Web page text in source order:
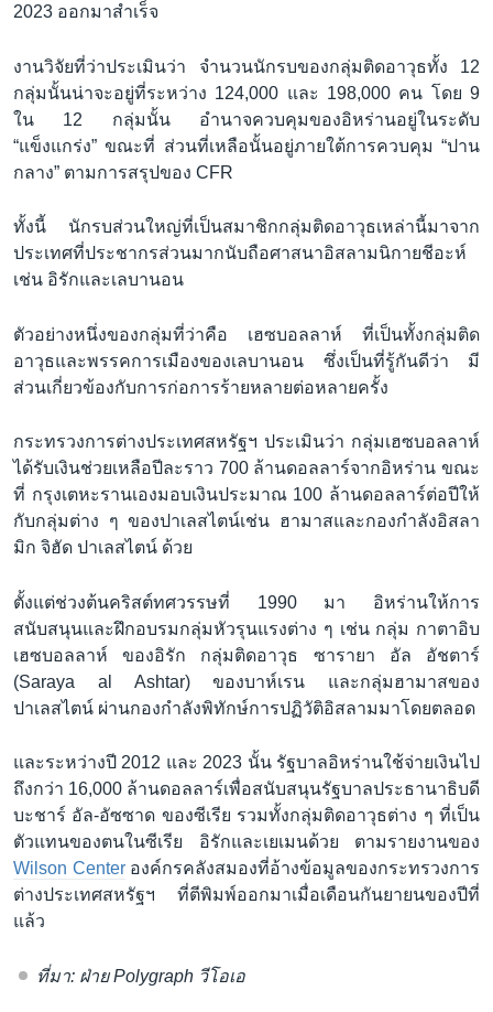
2023 ออกมาสำเร็จ
งานวิจัยที่ว่าประเมินว่า จำนวนนักรบของกลุ่มติดอาวุธทั้ง 12
กลุ่มนั้นน่าจะอยู่ที่ระหว่าง 124,000 และ 198,000 คน โดย 9
ใน 12 กลุ่มนั้น อำนาจควบคุมของอิหร่านอยู่ในระดับ
“แข็งแกร่ง” ขณะที่ ส่วนที่เหลือนั้นอยู่ภายใต้การควบคุม “ปาน
กลาง” ตามการสรุปของ CFR
ทั้งนี้ นักรบส่วนใหญ่ที่เป็นสมาชิกกลุ่มติดอาวุธเหล่านี้มาจาก
ประเทศที่ประชากรส่วนมากนับถือศาสนาอิสลามนิกายชีอะห์
เช่น อิรักและเลบานอน
ตัวอย่างหนึ่งของกลุ่มที่ว่าคือ เฮซบอลลาห์ ที่เป็นทั้งกลุ่มติด
อาวุธและพรรคการเมืองของเลบานอน ซึ่งเป็นที่รู้กันดีว่า มี
ส่วนเกี่ยวข้องกับการก่อการร้ายหลายต่อหลายครั้ง
กระทรวงการต่างประเทศสหรัฐฯ ประเมินว่า กลุ่มเฮซบอลลาห์
ได้รับเงินช่วยเหลือปีละราว 700 ล้านดอลลาร์จากอิหร่าน ขณะ
ที่ กรุงเตหะรานเองมอบเงินประมาณ 100 ล้านดอลลาร์ต่อปีให้
กับกลุ่มต่าง ๆ ของปาเลสไตน์เช่น ฮามาสและกองกำลังอิสลา
มิก จิฮัด ปาเลสไตน์ ด้วย
ตั้งแต่ช่วงต้นคริสต์ทศวรรษที่ 1990 มา อิหร่านให้การ
สนับสนุนและฝึกอบรมกลุ่มหัวรุนแรงต่าง ๆ เช่น กลุ่ม กาตาอิบ
เฮซบอลลาห์ ของอิรัก กลุ่มติดอาวุธ ซารายา อัล อัชตาร์
(Saraya al Ashtar) ของบาห์เรน และกลุ่มฮามาสของ
ปาเลสไตน์ ผ่านกองกำลังพิทักษ์การปฏิวัติอิสลามมาโดยตลอด
และระหว่างปี 2012 และ 2023 นั้น รัฐบาลอิหร่านใช้จ่ายเงินไป
ถึงกว่า 16,000 ล้านดอลลาร์เพื่อสนับสนุนรัฐบาลประธานาธิบดี
บะชาร์ อัล-อัซซาด ของซีเรีย รวมทั้งกลุ่มติดอาวุธต่าง ๆ ที่เป็น
ตัวแทนของตนในซีเรีย อิรักและเยเมนด้วย ตามรายงานของ
Wilson Centerองค์กรคลังสมองที่อ้างข้อมูลของกระทรวงการ
ต่างประเทศสหรัฐฯ ที่ตีพิมพ์ออกมาเมื่อเดือนกันยายนของปีที่
แล้ว
ที่มา: ฝ่าย Polygraph วีโอเอ